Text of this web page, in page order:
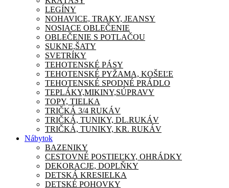
LEGÍNY
NOHAVICE, TRAKY, JEANSY
NOSIACE OBLEČENIE
OBLEČENIE S POTLAČOU
SUKNE,ŠATY
SVETRÍKY
TEHOTENSKÉ PÁSY
TEHOTENSKÉ PYŽAMA, KOŠEĽE
TEHOTENSKÉ SPODNÉ PRÁDLO
TEPLÁKY,MIKINY,SÚPRAVY
TOPY, TIELKA
TRIČKÁ 3/4 RUKÁV
TRIČKÁ, TUNIKY, DL.RUKÁV
TRIČKÁ, TUNIKY, KR. RUKÁV
Nábytok
BAZENIKY
CESTOVNÉ POSTIEĽKY, OHRÁDKY
DEKORACJE, DOPLŇKY
DETSKÁ KRESIELKA
DETSKÉ POHOVKY